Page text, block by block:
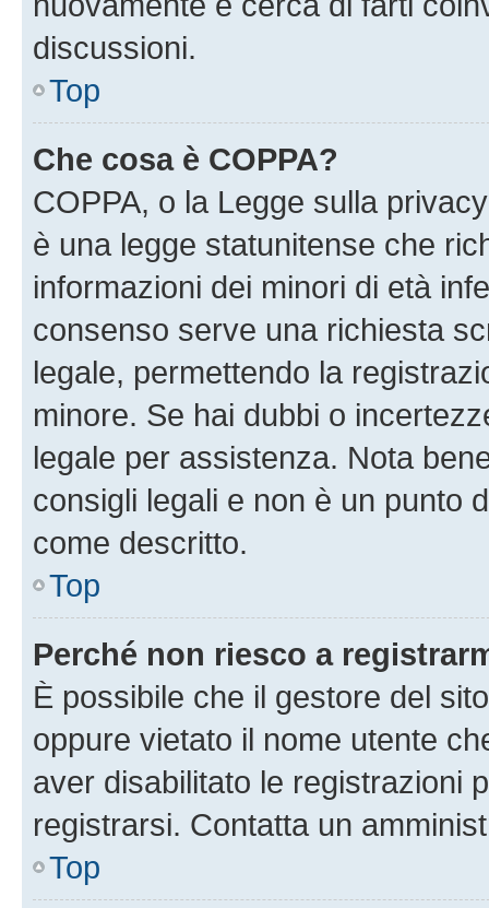
discussioni.
Top
Che cosa è COPPA?
COPPA, o la Legge sulla
è una legge statunitense che
informazioni dei minori di età
consenso serve una richiesta
legale, permettendo la
minore. Se hai dubbi o
legale per assistenza. Nota
consigli legali e non è un punto
come descritto.
Top
Perché non riesco a
È possibile che il gestore del
oppure vietato il nome utente
aver disabilitato le registrazioni
registrarsi. Contatta un
Top